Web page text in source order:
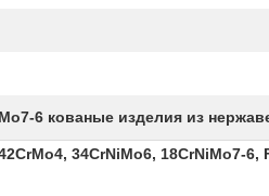
6 кованые изделия из
34CrNiMo6, 18CrNiMo7-6,